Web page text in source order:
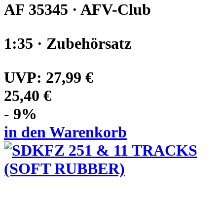
AF 35345 · AFV-Club
1:35 · Zubehörsatz
UVP: 27,99 €
25,40 €
- 9%
in den Warenkorb